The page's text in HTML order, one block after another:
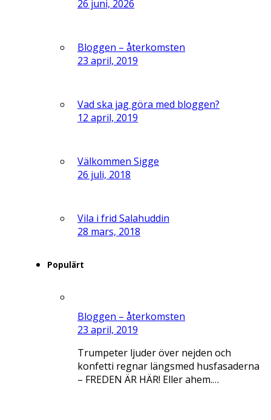
26 juni, 2026
Bloggen – återkomsten
23 april, 2019
Vad ska jag göra med bloggen?
12 april, 2019
Välkommen Sigge
26 juli, 2018
Vila i frid Salahuddin
28 mars, 2018
Populärt
Bloggen – återkomsten
23 april, 2019
Trumpeter ljuder över nejden och
konfetti regnar längsmed husfasaderna
– FREDEN ÄR HÄR! Eller ahem.…